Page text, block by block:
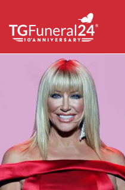
content